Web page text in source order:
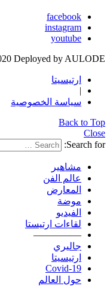
facebook
instagram
youtube
Deployed by AULODE
ارتيسيتا
|
سياسة الخصوصية
Back to Top
Close
Search for:
مشاهير
عالم الفن
المعارض
موضة
الفيديو
لقاءات ارتيستا
—————
جاليري
ارتيسيتا
Covid-19
حول العالم